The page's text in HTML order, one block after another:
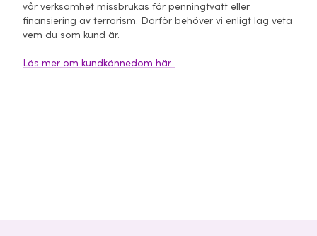
vår verksamhet missbrukas för penningtvätt eller
finansiering av terrorism. Därför behöver vi enligt lag veta
vem du som kund är.
Läs mer om kundkännedom här.